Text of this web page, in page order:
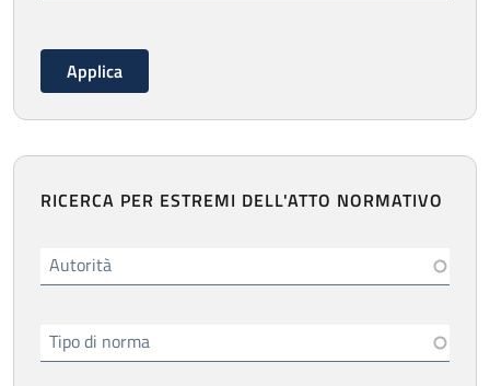
RICERCA PER ESTREMI DELL'ATTO NORMATIVO
Autorità
Tipo di norma